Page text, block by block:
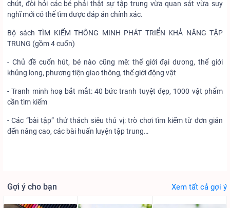
chút, đòi hỏi các bé phải thật sự tập trung vừa quan sát vừa suy
nghĩ mới có thể tìm được đáp án chính xác.
Bộ sách TÌM KIẾM THÔNG MINH PHÁT TRIỂN KHẢ NĂNG TẬP
TRUNG (gồm 4 cuốn)
- Chủ đề cuốn hút, bé nào cũng mê: thế giới đại dương, thế giới
khủng long, phương tiện giao thông, thế giới động vật
- Tranh minh hoạ bắt mắt: 40 bức tranh tuyệt đẹp, 1000 vật phẩm
cần tìm kiếm
- Các “bài tập” thử thách siêu thú vị: trò chơi tìm kiếm từ đơn giản
đến nâng cao, các bài huấn luyện tập trung…
Gợi ý cho bạn Xem tất cả gợi ý